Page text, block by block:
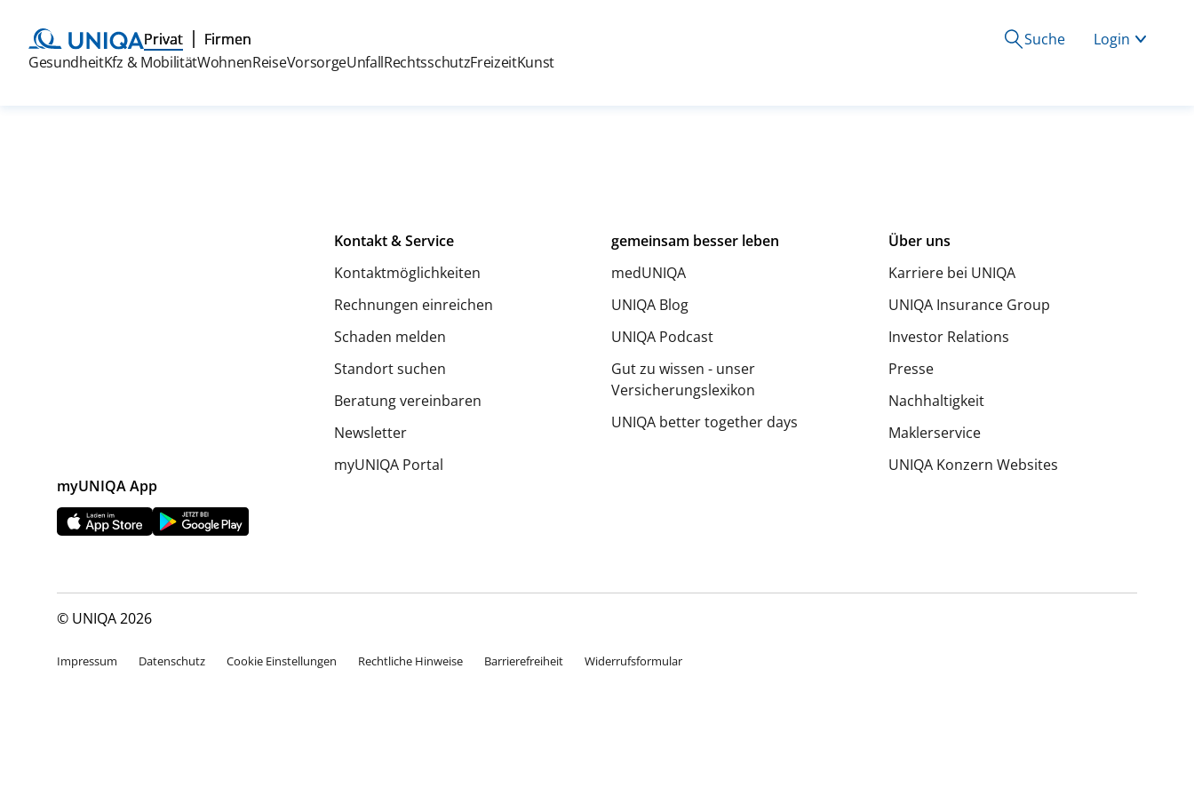
Privat Firmen Suche
Login
GesundheitKfz & MobilitätWohnenReiseVorsorgeUnfallRechtsschutzFreizeitKunst
Kontakt & Service
Kontaktmöglichkeiten
Rechnungen einreichen
Schaden melden
Standort suchen
Beratung vereinbaren
Newsletter
myUNIQA Portal
gemeinsam besser leben
medUNIQA
UNIQA Blog
UNIQA Podcast
Gut zu wissen - unser
Versicherungslexikon
UNIQA better together days
Über uns
Karriere bei UNIQA
UNIQA Insurance Group
Investor Relations
Presse
Nachhaltigkeit
Maklerservice
UNIQA Konzern Websites
myUNIQA App
© UNIQA 2026
Impressum Datenschutz Cookie Einstellungen Rechtliche Hinweise Barrierefreiheit Widerrufsformular